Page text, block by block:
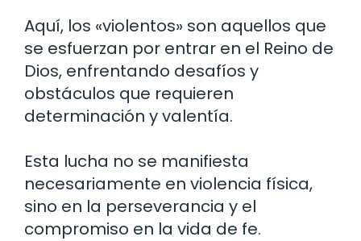
Aquí, los «violentos» son aquellos que
se esfuerzan por entrar en el Reino de
Dios, enfrentando desafíos y
obstáculos que requieren
determinación y valentía.
Esta lucha no se manifiesta
necesariamente en violencia física,
sino en la perseverancia y el
compromiso en la vida de fe.